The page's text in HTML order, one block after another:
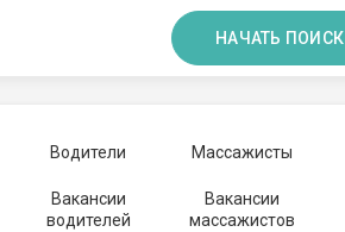
НАЧАТЬ ПОИСК
Водители Массажисты
Вакансии
водителей
Вакансии
массажистов